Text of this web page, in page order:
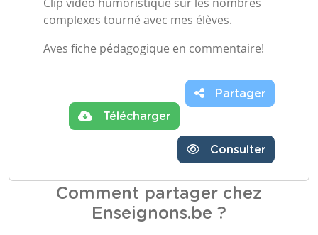
complexes tourné avec mes élèves.
Aves fiche pédagogique en commentaire!
Télécharger
Partager
Consulter
Comment partager chez
Enseignons.be ?